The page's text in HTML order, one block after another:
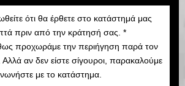
ότι θα έρθετε στο κατάστημά μας
πριν από την κράτησή σας. *
προχωράμε την περιήγηση παρά τον
Αλλά αν δεν είστε σίγουροι, παρακαλούμε
με το κατάστημα.